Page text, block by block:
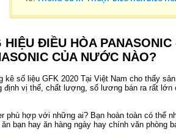
HIỆU ĐIỀU HÒA
CỦA NƯỚC NÀO?
kê số liệu GFK 2020 Tại Việt Nam cho thấy
định vị thế, chất lượng, số lương bán ra rất
phù hợp với những ai? Bạn hoàn toàn có thể
bạn hay ăn hàng ngày hay chính văn phòng